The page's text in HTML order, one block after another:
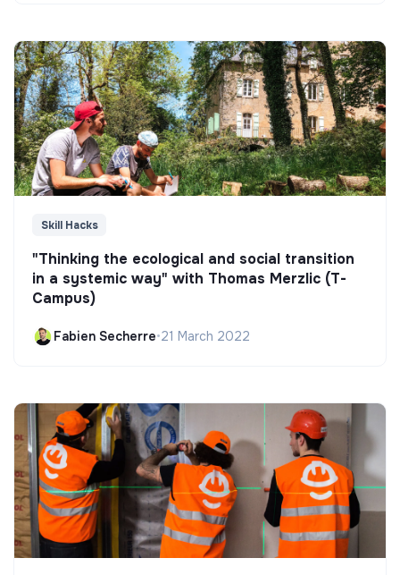
Skill Hacks
"Thinking the ecological and social transition
in a systemic way" with Thomas Merzlic (T-
Campus)
Fabien Secherre•21 March 2022